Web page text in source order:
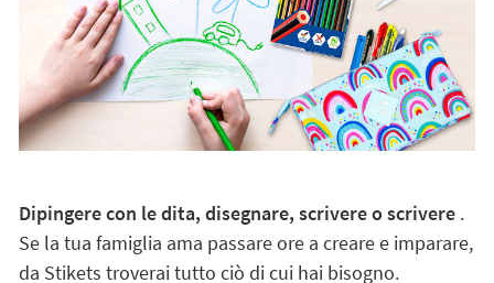
Dipingere con le dita, disegnare, scrivere o scrivere.
Se la tua famiglia ama passare ore a creare e imparare,
da Stikets troverai tutto ciò di cui hai bisogno.